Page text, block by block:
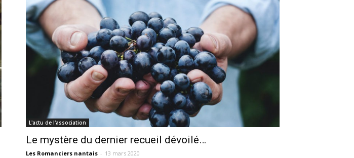
L'actu de l'association
Le mystère du dernier recueil dévoilé…
Les Romanciers nantais - 13 mars 2020